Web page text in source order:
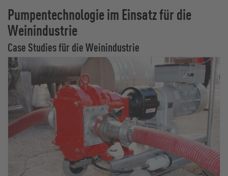
Pumpentechnologie im Einsatz für die
Weinindustrie
Case Studies für die Weinindustrie